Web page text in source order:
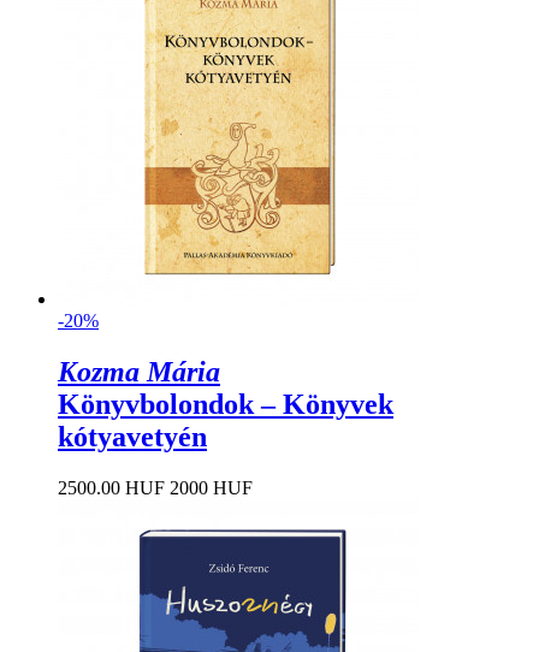
-20%
Kozma Mária
Könyvbolondok – Könyvek
kótyavetyén
2500.00 HUF 2000 HUF